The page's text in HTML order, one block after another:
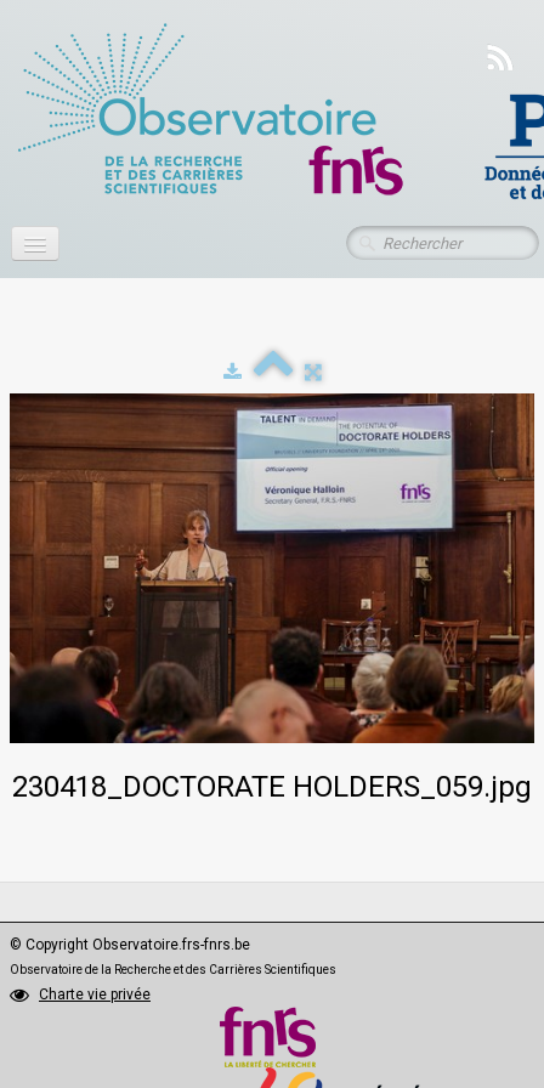
Actualités
Publications
Ressources
Contact
PhD·Data
230418_DOCTORATE HOLDERS_059.jpg
© Copyright Observatoire.frs-fnrs.be
Observatoire de la Recherche et des Carrières Scientifiques
Charte vie privée